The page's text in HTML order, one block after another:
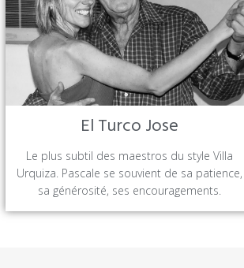
El Turco Jose
Le plus subtil des maestros du style Villa
Urquiza. Pascale se souvient de sa patience,
sa générosité, ses encouragements.